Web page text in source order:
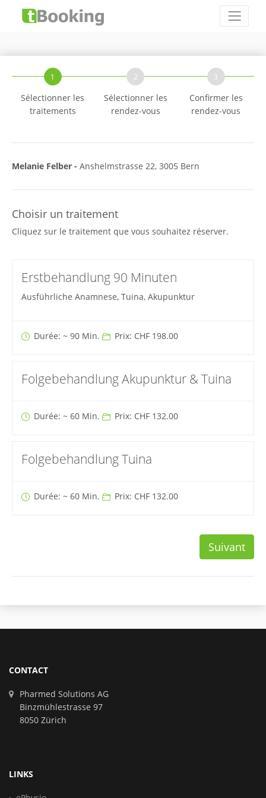
1
Sélectionner les
traitements
2
Sélectionner les
rendez-vous
3
Confirmer les
rendez-vous
Melanie Felber - Anshelmstrasse 22, 3005 Bern
Choisir un traitement
Cliquez sur le traitement que vous souhaitez réserver.
Erstbehandlung 90 Minuten
Ausführliche Anamnese, Tuina, Akupunktur
Durée: ~ 90 Min. Prix: CHF 198.00
Folgebehandlung Akupunktur & Tuina
Durée: ~ 60 Min. Prix: CHF 132.00
Folgebehandlung Tuina
Durée: ~ 60 Min. Prix: CHF 132.00
Suivant
CONTACT
Pharmed Solutions AG
Binzmühlestrasse 97
8050 Zürich
LINKS